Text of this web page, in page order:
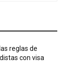
reglas de
con visa